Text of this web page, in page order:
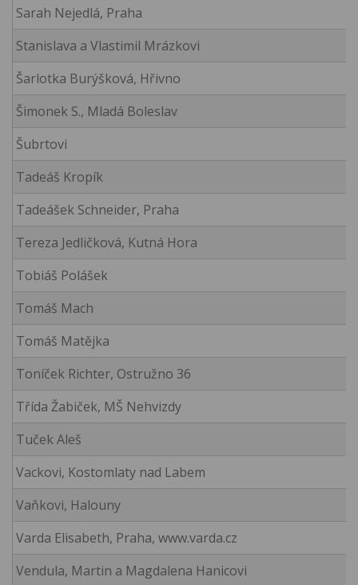
Sarah Nejedlá, Praha
Stanislava a Vlastimil Mrázkovi
Šarlotka Burýšková, Hřivno
Šimonek S., Mladá Boleslav
Šubrtovi
Tadeáš Kropík
Tadeášek Schneider, Praha
Tereza Jedličková, Kutná Hora
Tobiáš Polášek
Tomáš Mach
Tomáš Matějka
Toníček Richter, Ostružno 36
Třída Žabiček, MŠ Nehvizdy
Tuček Aleš
Vackovi, Kostomlaty nad Labem
Vaňkovi, Halouny
Varda Elisabeth, Praha, www.varda.cz
Vendula, Martin a Magdalena Hanicovi